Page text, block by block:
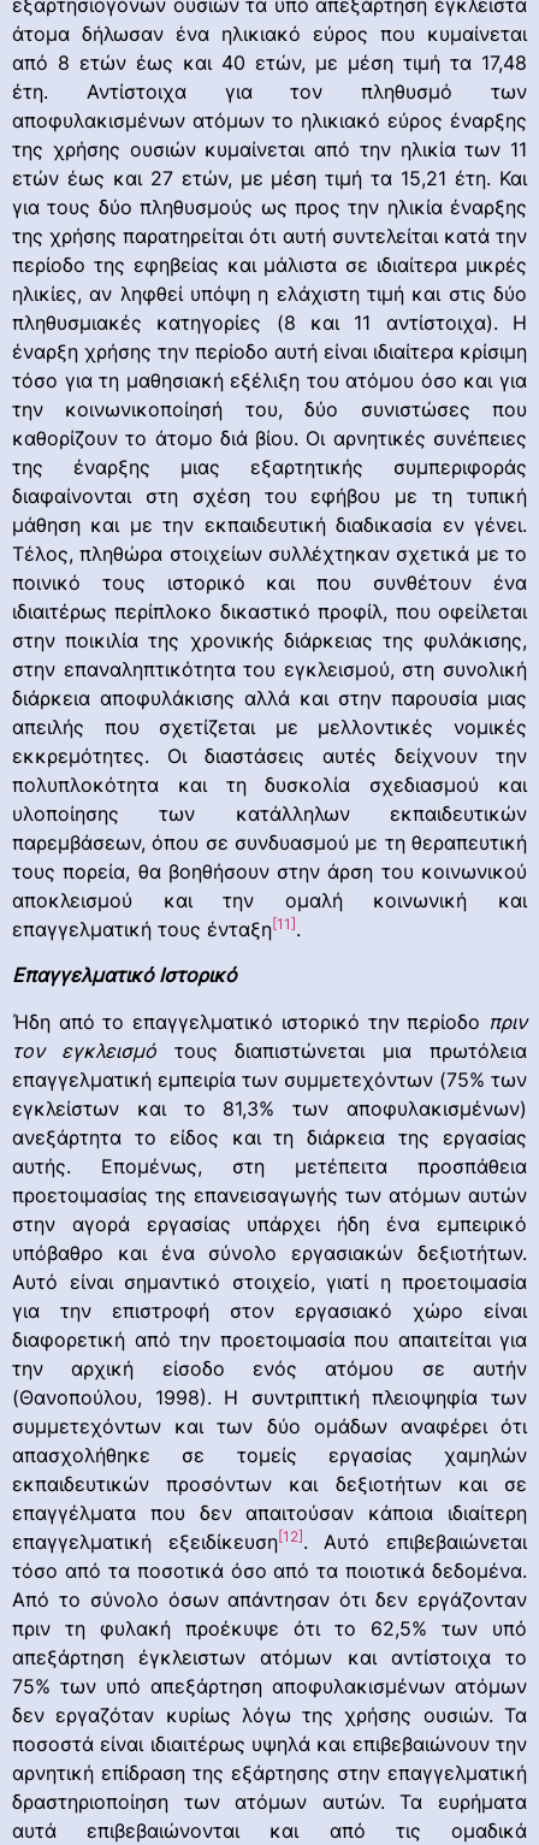
άτομα δήλωσαν ένα ηλικιακό εύρος που κυμαίνεται
από 8 ετών έως και 40 ετών, με μέση τιμή τα 17,48
έτη. Αντίστοιχα για τον πληθυσμό των
αποφυλακισμένων ατόμων το ηλικιακό εύρος έναρξης
της χρήσης ουσιών κυμαίνεται από την ηλικία των 11
ετών έως και 27 ετών, με μέση τιμή τα 15,21 έτη. Και
για τους δύο πληθυσμούς ως προς την ηλικία έναρξης
της χρήσης παρατηρείται ότι αυτή συντελείται κατά την
περίοδο της εφηβείας και μάλιστα σε ιδιαίτερα μικρές
ηλικίες, αν ληφθεί υπόψη η ελάχιστη τιμή και στις δύο
πληθυσμιακές κατηγορίες (8 και 11 αντίστοιχα). Η
έναρξη χρήσης την περίοδο αυτή είναι ιδιαίτερα κρίσιμη
τόσο για τη μαθησιακή εξέλιξη του ατόμου όσο και για
την κοινωνικοποίησή του, δύο συνιστώσες που
καθορίζουν το άτομο διά βίου. Οι αρνητικές συνέπειες
της έναρξης μιας εξαρτητικής συμπεριφοράς
διαφαίνονται στη σχέση του εφήβου με τη τυπική
μάθηση και με την εκπαιδευτική διαδικασία εν γένει.
Τέλος, πληθώρα στοιχείων συλλέχτηκαν σχετικά με το
ποινικό τους ιστορικό και που συνθέτουν ένα
ιδιαιτέρως περίπλοκο δικαστικό προφίλ, που οφείλεται
στην ποικιλία της χρονικής διάρκειας της φυλάκισης,
στην επαναληπτικότητα του εγκλεισμού, στη συνολική
διάρκεια αποφυλάκισης αλλά και στην παρουσία μιας
απειλής που σχετίζεται με μελλοντικές νομικές
εκκρεμότητες. Οι διαστάσεις αυτές δείχνουν την
πολυπλοκότητα και τη δυσκολία σχεδιασμού και
υλοποίησης των κατάλληλων εκπαιδευτικών
παρεμβάσεων, όπου σε συνδυασμού με τη θεραπευτική
τους πορεία, θα βοηθήσουν στην άρση του κοινωνικού
αποκλεισμού και την ομαλή κοινωνική και
επαγγελματική τους ένταξη[11] .
Επαγγελματικό Ιστορικό
Ήδη από το επαγγελματικό ιστορικό την περίοδο πριν
τον εγκλεισμότους διαπιστώνεται μια πρωτόλεια
επαγγελματική εμπειρία των συμμετεχόντων (75% των
εγκλείστων και το 81,3% των αποφυλακισμένων)
ανεξάρτητα το είδος και τη διάρκεια της εργασίας
αυτής. Επομένως, στη μετέπειτα προσπάθεια
προετοιμασίας της επανεισαγωγής των ατόμων αυτών
στην αγορά εργασίας υπάρχει ήδη ένα εμπειρικό
υπόβαθρο και ένα σύνολο εργασιακών δεξιοτήτων.
Αυτό είναι σημαντικό στοιχείο, γιατί η προετοιμασία
για την επιστροφή στον εργασιακό χώρο είναι
διαφορετική από την προετοιμασία που απαιτείται για
την αρχική είσοδο ενός ατόμου σε αυτήν
(Θανοπούλου, 1998). Η συντριπτική πλειοψηφία των
συμμετεχόντων και των δύο ομάδων αναφέρει ότι
απασχολήθηκε σε τομείς εργασίας χαμηλών
εκπαιδευτικών προσόντων και δεξιοτήτων και σε
επαγγέλματα που δεν απαιτούσαν κάποια ιδιαίτερη
επαγγελματική εξειδίκευση[12]. Αυτό επιβεβαιώνεται
τόσο από τα ποσοτικά όσο από τα ποιοτικά δεδομένα.
Από το σύνολο όσων απάντησαν ότι δεν εργάζονταν
πριν τη φυλακή προέκυψε ότι το 62,5% των υπό
απεξάρτηση έγκλειστων ατόμων και αντίστοιχα το
75% των υπό απεξάρτηση αποφυλακισμένων ατόμων
δεν εργαζόταν κυρίως λόγω της χρήσης ουσιών. Τα
ποσοστά είναι ιδιαιτέρως υψηλά και επιβεβαιώνουν την
αρνητική επίδραση της εξάρτησης στην επαγγελματική
δραστηριοποίηση των ατόμων αυτών. Τα ευρήματα
αυτά επιβεβαιώνονται και από τις ομαδικά